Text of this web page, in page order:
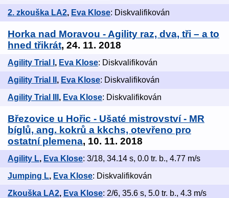
2. zkouška LA2, Eva Klose: Diskvalifikován
Horka nad Moravou - Agility raz, dva, tři – a to
hned třikrát, 24. 11. 2018
Agility Trial I , Eva Klose: Diskvalifikován
Agility Trial II , Eva Klose: Diskvalifikován
Agility Trial III , Eva Klose: Diskvalifikován
Březovice u Hořic - Ušaté mistrovství - MR
bíglů, ang. kokrů a kkchs, otevřeno pro
ostatní plemena, 10. 11. 2018
Agility L, Eva Klose: 3/18, 34.14 s, 0.0 tr. b., 4.77 m/s
Jumping L, Eva Klose: Diskvalifikován
Zkouška LA2, Eva Klose: 2/6, 35.6 s, 5.0 tr. b., 4.3 m/s